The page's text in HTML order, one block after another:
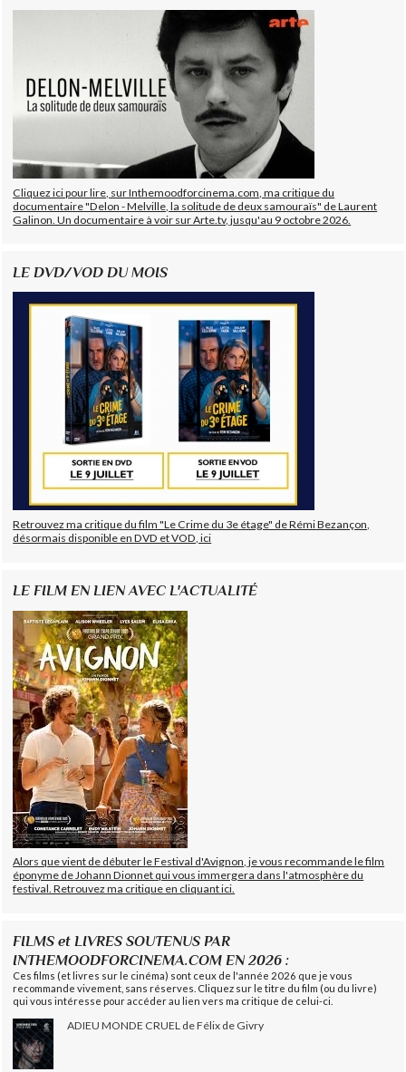
Cliquez ici pour lire, sur Inthemoodforcinema.com, ma critique du
documentaire "Delon - Melville, la solitude de deux samouraïs" de Laurent
Galinon. Un documentaire à voir sur Arte.tv, jusqu'au 9 octobre 2026.
LE DVD/VOD DU MOIS
Retrouvez ma critique du film "Le Crime du 3e étage" de Rémi Bezançon,
désormais disponible en DVD et VOD, ici
LE FILM EN LIEN AVEC L'ACTUALITÉ
Alors que vient de débuter le Festival d'Avignon, je vous recommande le film
éponyme de Johann Dionnet qui vous immergera dans l'atmosphère du
festival. Retrouvez ma critique en cliquant ici.
FILMS et LIVRES SOUTENUS PAR
INTHEMOODFORCINEMA.COM EN 2026 :
Ces films (et livres sur le cinéma) sont ceux de l'année 2026 que je vous
recommande vivement, sans réserves. Cliquez sur le titre du film (ou du livre)
qui vous intéresse pour accéder au lien vers ma critique de celui-ci.
ADIEU MONDE CRUEL de Félix de Givry